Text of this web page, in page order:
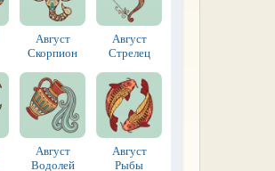
Август
Скорпион
Август
Стрелец
Август
Водолей
Август
Рыбы